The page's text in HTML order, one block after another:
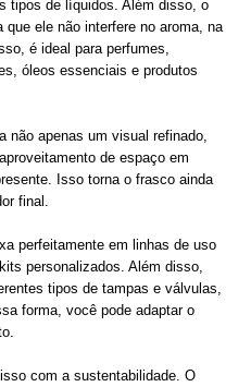
tipos de líquidos. Além disso, o
ele não interfere no aroma, na
é ideal para perfumes,
óleos essenciais e produtos
não apenas um visual refinado,
de espaço em
Isso torna o frasco ainda
final.
perfeitamente em linhas de uso
personalizados. Além disso,
tipos de tampas e válvulas,
forma, você pode adaptar o
com a sustentabilidade. O